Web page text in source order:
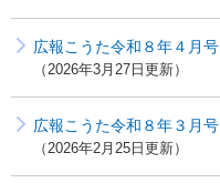
広報こうた令和８年４月号
2026年3月27日更新
広報こうた令和８年３月号
2026年2月25日更新